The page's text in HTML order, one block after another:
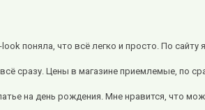
поняла, что всё легко и просто. По сайту
сразу. Цены в магазине приемлемые, по
на день рождения. Мне нравится, что